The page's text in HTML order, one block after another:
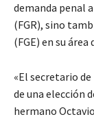
demanda penal
(FGR), sino
(FGE) en su
«El secretario
de una elección
hermano